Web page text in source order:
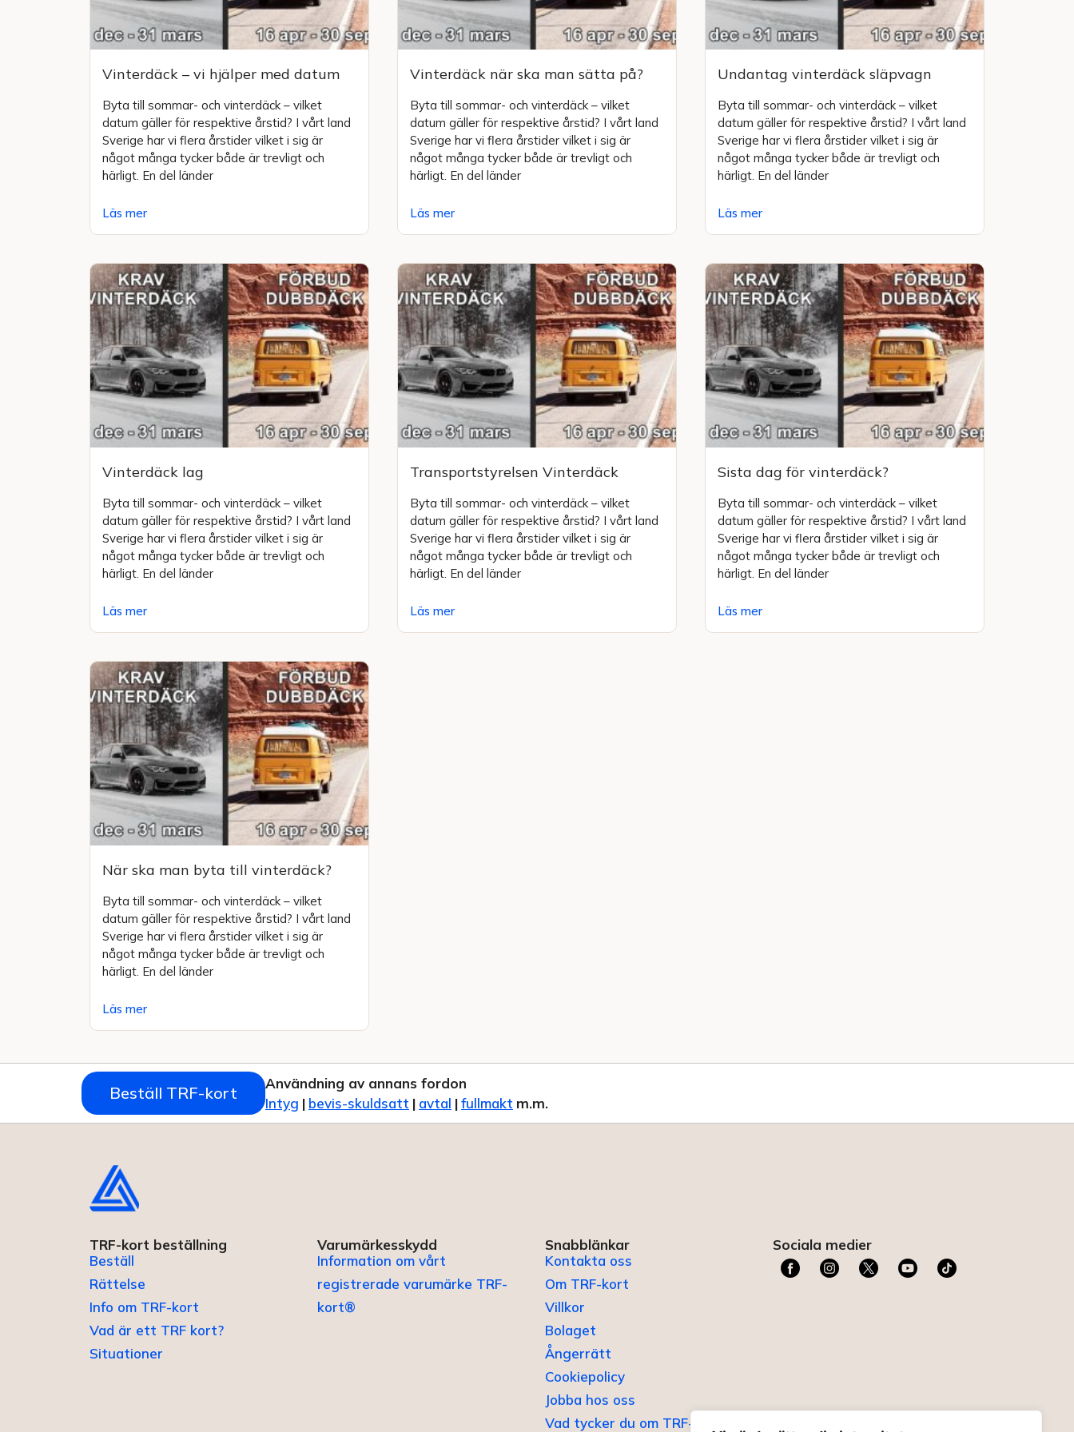
Vinterdäck – vi hjälper med datum
Byta till sommar- och vinterdäck – vilket
datum gäller för respektive årstid? I vårt land
Sverige har vi flera årstider vilket i sig är
något många tycker både är trevligt och
härligt. En del länder
Läs mer
Vinterdäck när ska man sätta på?
Byta till sommar- och vinterdäck – vilket
datum gäller för respektive årstid? I vårt land
Sverige har vi flera årstider vilket i sig är
något många tycker både är trevligt och
härligt. En del länder
Läs mer
Undantag vinterdäck släpvagn
Byta till sommar- och vinterdäck – vilket
datum gäller för respektive årstid? I vårt land
Sverige har vi flera årstider vilket i sig är
något många tycker både är trevligt och
härligt. En del länder
Läs mer
Vinterdäck lag
Byta till sommar- och vinterdäck – vilket
datum gäller för respektive årstid? I vårt land
Sverige har vi flera årstider vilket i sig är
något många tycker både är trevligt och
härligt. En del länder
Läs mer
Transportstyrelsen Vinterdäck
Byta till sommar- och vinterdäck – vilket
datum gäller för respektive årstid? I vårt land
Sverige har vi flera årstider vilket i sig är
något många tycker både är trevligt och
härligt. En del länder
Läs mer
Sista dag för vinterdäck?
Byta till sommar- och vinterdäck – vilket
datum gäller för respektive årstid? I vårt land
Sverige har vi flera årstider vilket i sig är
något många tycker både är trevligt och
härligt. En del länder
Läs mer
När ska man byta till vinterdäck?
Byta till sommar- och vinterdäck – vilket
datum gäller för respektive årstid? I vårt land
Sverige har vi flera årstider vilket i sig är
något många tycker både är trevligt och
härligt. En del länder
Läs mer
Beställ TRF-kort
Användning av annans fordon
Intyg | bevis-skuldsatt | avtal |fullmakt m.m.
TRF-kort beställning
Beställ
Rättelse
Info om TRF-kort
Vad är ett TRF kort?
Situationer
Varumärkesskydd
Information om vårt
registrerade varumärke TRF-
kort®
Snabblänkar
Kontakta oss
Om TRF-kort
Villkor
Bolaget
Ångerrätt
Cookiepolicy
Jobba hos oss
Vad tycker du om TRF-kort
Sociala medier